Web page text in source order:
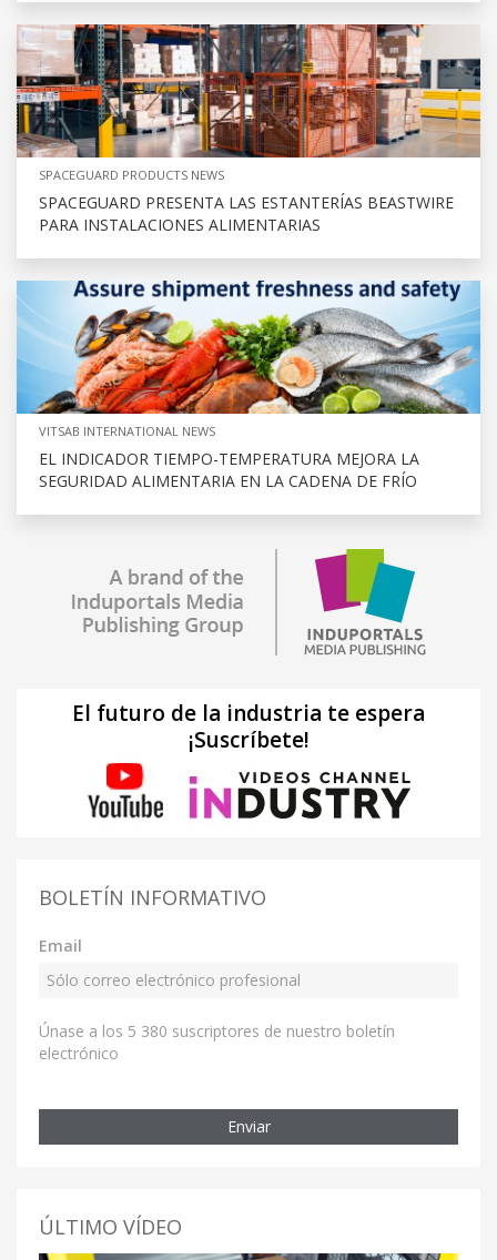
SPACEGUARD PRODUCTS NEWS
SPACEGUARD PRESENTA LAS ESTANTERÍAS BEASTWIRE
PARA INSTALACIONES ALIMENTARIAS
VITSAB INTERNATIONAL NEWS
EL INDICADOR TIEMPO-TEMPERATURA MEJORA LA
SEGURIDAD ALIMENTARIA EN LA CADENA DE FRÍO
El futuro de la industria te espera
¡Suscríbete!
BOLETÍN INFORMATIVO
Email
Únase a los 5 380 suscriptores de nuestro boletín
electrónico
Enviar
ÚLTIMO VÍDEO